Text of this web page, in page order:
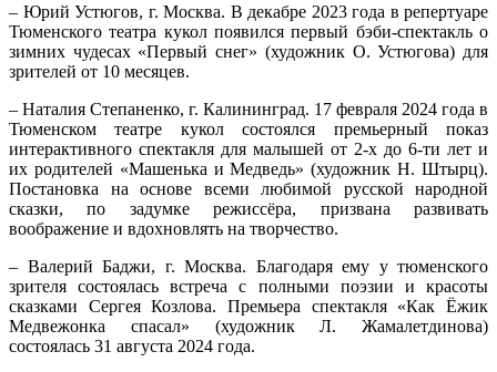
– Юрий Устюгов, г. Москва. В декабре 2023 года в репертуаре
Тюменского театра кукол появился первый бэби-спектакль о
зимних чудесах «Первый снег» (художник О. Устюгова) для
зрителей от 10 месяцев.
– Наталия Степаненко, г. Калининград. 17 февраля 2024 года в
Тюменском театре кукол состоялся премьерный показ
интерактивного спектакля для малышей от 2-х до 6-ти лет и
их родителей «Машенька и Медведь» (художник Н. Штырц).
Постановка на основе всеми любимой русской народной
сказки, по задумке режиссёра, призвана развивать
воображение и вдохновлять на творчество.
– Валерий Баджи, г. Москва. Благодаря ему у тюменского
зрителя состоялась встреча с полными поэзии и красоты
сказками Сергея Козлова. Премьера спектакля «Как Ёжик
Медвежонка спасал» (художник Л. Жамалетдинова)
состоялась 31 августа 2024 года.